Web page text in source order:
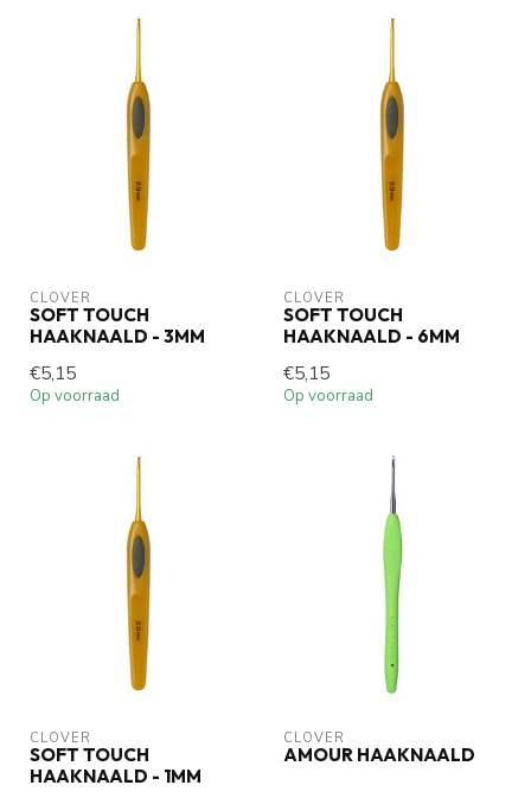
CLOVER
SOFT TOUCH
HAAKNAALD - 3MM
€5,15
Op voorraad
CLOVER
SOFT TOUCH
HAAKNAALD - 6MM
€5,15
Op voorraad
CLOVER
SOFT TOUCH
HAAKNAALD - 1MM
CLOVER
AMOUR HAAKNAALD